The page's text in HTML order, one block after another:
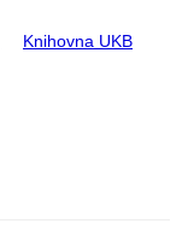
Knihovna UKB